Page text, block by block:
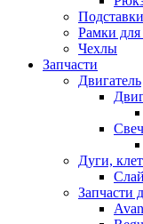
Рамки для
Чехлы
Запчасти
Двигатель
Дуги,
Запчасти